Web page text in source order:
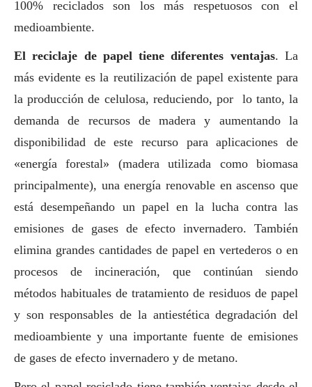
100% reciclados son los más respetuosos con el
medioambiente.
El reciclaje de papel tiene diferentes ventajas. La
más evidente es la reutilización de papel existente para
la producción de celulosa, reduciendo, por lo tanto, la
demanda de recursos de madera y aumentando la
disponibilidad de este recurso para aplicaciones de
«energía forestal» (madera utilizada como biomasa
principalmente), una energía renovable en ascenso que
está desempeñando un papel en la lucha contra las
emisiones de gases de efecto invernadero. También
elimina grandes cantidades de papel en vertederos o en
procesos de incineración, que continúan siendo
métodos habituales de tratamiento de residuos de papel
y son responsables de la antiestética degradación del
medioambiente y una importante fuente de emisiones
de gases de efecto invernadero y de metano.